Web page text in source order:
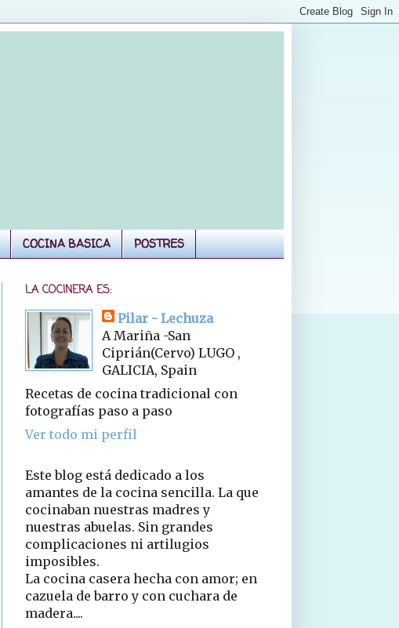
COCINA BASICA POSTRES
LA COCINERA ES:
Pilar - Lechuza
A Mariña -San
Ciprián(Cervo) LUGO ,
GALICIA, Spain
Recetas de cocina tradicional con
fotografías paso a paso
Ver todo mi perfil
Este blog está dedicado a los
amantes de la cocina sencilla. La que
cocinaban nuestras madres y
nuestras abuelas. Sin grandes
complicaciones ni artilugios
imposibles.
La cocina casera hecha con amor; en
cazuela de barro y con cuchara de
madera....